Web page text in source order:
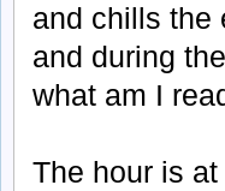
and chills the
and during
what am I
The hour is